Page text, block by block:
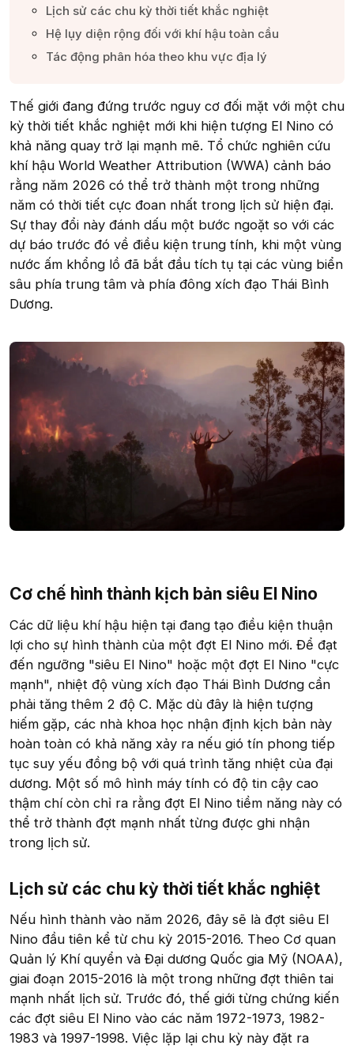
Lịch sử các chu kỳ thời tiết khắc nghiệt​
Hệ lụy diện rộng đối với khí hậu toàn cầu​
Tác động phân hóa theo khu vực địa lý​
Thế giới đang đứng trước nguy cơ đối mặt với một chu
kỳ thời tiết khắc nghiệt mới khi hiện tượng El Nino có
khả năng quay trở lại mạnh mẽ. Tổ chức nghiên cứu
khí hậu World Weather Attribution (WWA) cảnh báo
rằng năm 2026 có thể trở thành một trong những
năm có thời tiết cực đoan nhất trong lịch sử hiện đại.
Sự thay đổi này đánh dấu một bước ngoặt so với các
dự báo trước đó về điều kiện trung tính, khi một vùng
nước ấm khổng lồ đã bắt đầu tích tụ tại các vùng biển
sâu phía trung tâm và phía đông xích đạo Thái Bình
Dương.
Cơ chế hình thành kịch bản siêu El Nino​
Các dữ liệu khí hậu hiện tại đang tạo điều kiện thuận
lợi cho sự hình thành của một đợt El Nino mới. Để đạt
đến ngưỡng "siêu El Nino" hoặc một đợt El Nino "cực
mạnh", nhiệt độ vùng xích đạo Thái Bình Dương cần
phải tăng thêm 2 độ C. Mặc dù đây là hiện tượng
hiếm gặp, các nhà khoa học nhận định kịch bản này
hoàn toàn có khả năng xảy ra nếu gió tín phong tiếp
tục suy yếu đồng bộ với quá trình tăng nhiệt của đại
dương. Một số mô hình máy tính có độ tin cậy cao
thậm chí còn chỉ ra rằng đợt El Nino tiềm năng này có
thể trở thành đợt mạnh nhất từng được ghi nhận
trong lịch sử.
Lịch sử các chu kỳ thời tiết khắc nghiệt​
Nếu hình thành vào năm 2026, đây sẽ là đợt siêu El
Nino đầu tiên kể từ chu kỳ 2015-2016. Theo Cơ quan
Quản lý Khí quyển và Đại dương Quốc gia Mỹ (NOAA),
giai đoạn 2015-2016 là một trong những đợt thiên tai
mạnh nhất lịch sử. Trước đó, thế giới từng chứng kiến
các đợt siêu El Nino vào các năm 1972-1973, 1982-
1983 và 1997-1998. Việc lặp lại chu kỳ này đặt ra